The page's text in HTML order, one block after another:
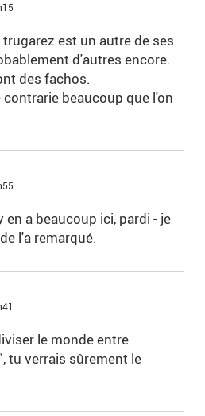
est un autre de ses
d'autres encore.
des fachos.
beaucoup que l'on
en a beaucoup ici, pardi - je
l'a remarqué.
le monde entre
tu verrais sûrement le